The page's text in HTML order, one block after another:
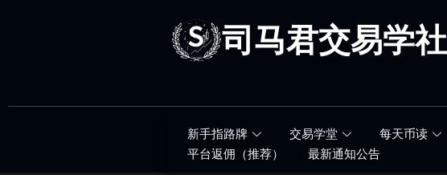
司马君交易学社
新手指路牌 交易学堂 每天币读
平台返佣（推荐）
最新通知公告